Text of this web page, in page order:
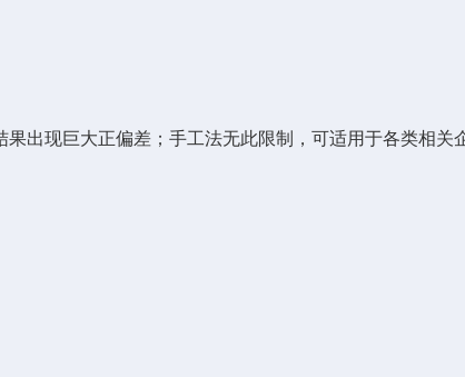
出现巨大正偏差；手工法无此限制，可适用于各类相关